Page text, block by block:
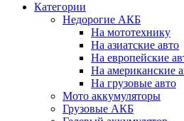
Категории
Недорогие АКБ
На мототехнику
На азиатские авто
На европейские
На американские
На грузовые авто
Мото аккумуляторы
Грузовые АКБ